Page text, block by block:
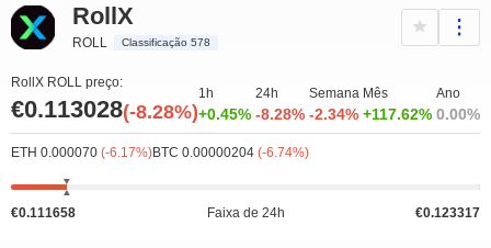
RollX
ROLL Classificação 578
RollX ROLL preço:
€0.113028(-8.28%)
1h
+0.45%
24h
-8.28%
Semana
-2.34%
Mês
+117.62%
Ano
0.00%
ETH 0.000070 (-6.17%)BTC 0.00000204 (-6.74%)
€0.111658 Faixa de 24h €0.123317